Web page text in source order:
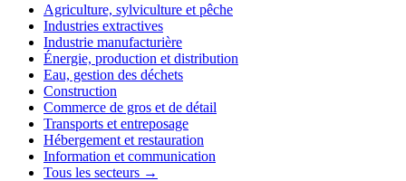
Agriculture, sylviculture et pêche
Industries extractives
Industrie manufacturière
Énergie, production et distribution
Eau, gestion des déchets
Construction
Commerce de gros et de détail
Transports et entreposage
Hébergement et restauration
Information et communication
Tous les secteurs →